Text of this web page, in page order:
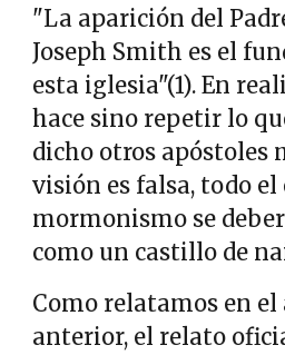
"La aparición del
Joseph Smith es el
esta iglesia"(1). En
hace sino repetir lo
dicho otros apóstoles
visión es falsa, todo
mormonismo se
como un castillo de
Como relatamos en
anterior, el relato